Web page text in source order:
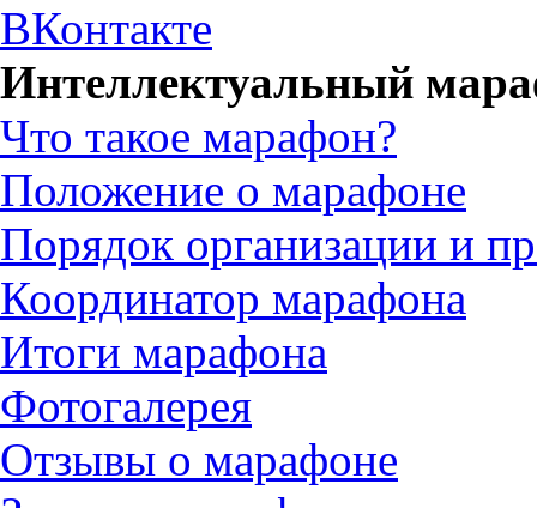
ВКонтакте
Интеллектуальный
Что такое марафон?
Положение о марафоне
Порядок организации и
Координатор марафона
Итоги марафона
Фотогалерея
Отзывы о марафоне